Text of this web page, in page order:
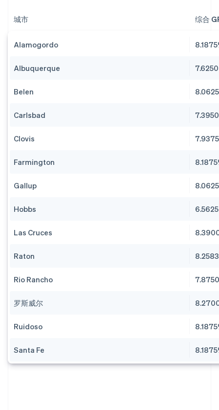
城市 综合
Alamogordo
Albuquerque
Belen
Carlsbad
Clovis
Farmington
Gallup
Hobbs
Las Cruces
Raton
Rio Rancho
罗斯威尔
Ruidoso
Santa Fe